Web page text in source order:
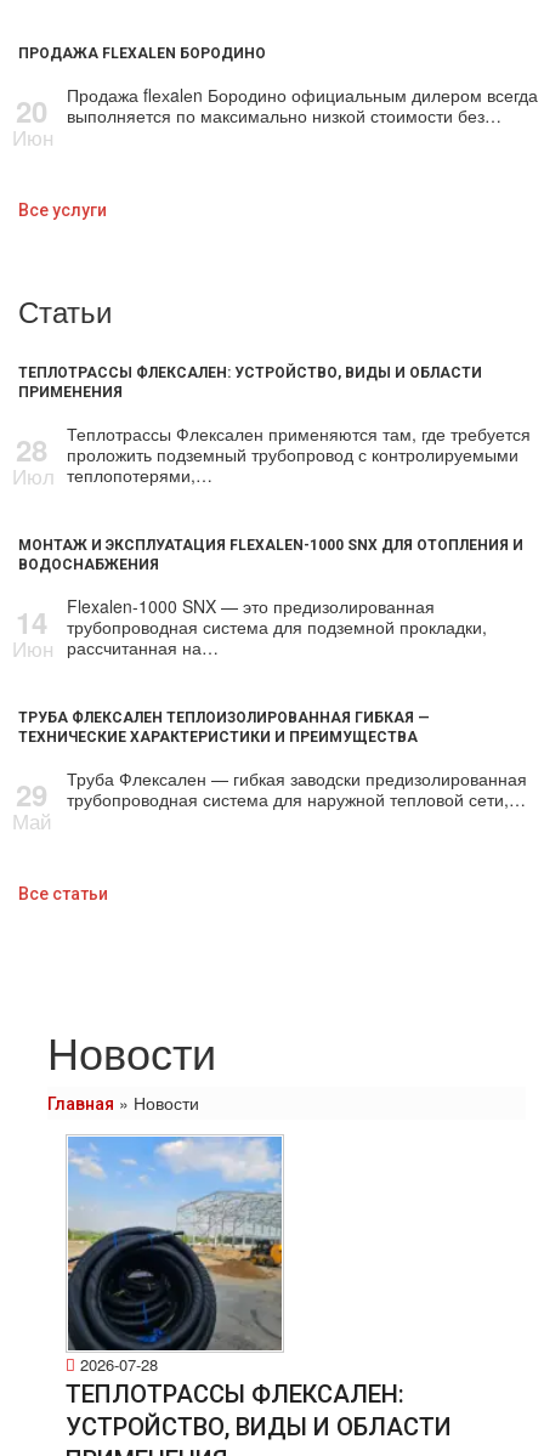
ПРОДАЖА FLEXALEN БОРОДИНО
20
Июн
Продажа flехalеn Бородино официальным дилером всегда
выполняется по максимально низкой стоимости без…
Все услуги
Статьи
ТЕПЛОТРАССЫ ФЛЕКСАЛЕН: УСТРОЙСТВО, ВИДЫ И ОБЛАСТИ
ПРИМЕНЕНИЯ
28
Июл
Теплотрассы Флексален применяются там, где требуется
проложить подземный трубопровод с контролируемыми
теплопотерями,…
МОНТАЖ И ЭКСПЛУАТАЦИЯ FLEXALEN-1000 SNX ДЛЯ ОТОПЛЕНИЯ И
ВОДОСНАБЖЕНИЯ
14
Июн
Flexalen-1000 SNX — это предизолированная
трубопроводная система для подземной прокладки,
рассчитанная на…
ТРУБА ФЛЕКСАЛЕН ТЕПЛОИЗОЛИРОВАННАЯ ГИБКАЯ —
ТЕХНИЧЕСКИЕ ХАРАКТЕРИСТИКИ И ПРЕИМУЩЕСТВА
29
Май
Труба Флексален — гибкая заводски предизолированная
трубопроводная система для наружной тепловой сети,…
Все статьи
Новости
Главная » Новости
2026-07-28
ТЕПЛОТРАССЫ ФЛЕКСАЛЕН:
УСТРОЙСТВО, ВИДЫ И ОБЛАСТИ